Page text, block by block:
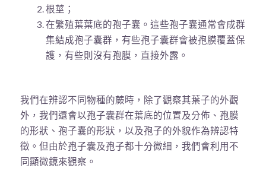
根莖 ；
在繁殖葉葉底的孢子囊。這些孢子囊通常會成群
集結成孢子囊群，有些孢子囊群會被孢膜覆蓋保
護，有些則沒有孢膜，直接外露。
我們在辨認不同物種的蕨時，除了觀察其葉子的外觀
外，我們還會以孢子囊群在葉底的位置及分佈、孢膜
的形狀、孢子囊的形狀，以及孢子的外貌作為辨認特
徵。但由於孢子囊及孢子都十分微細，我們會利用不
同顯微鏡來觀察。